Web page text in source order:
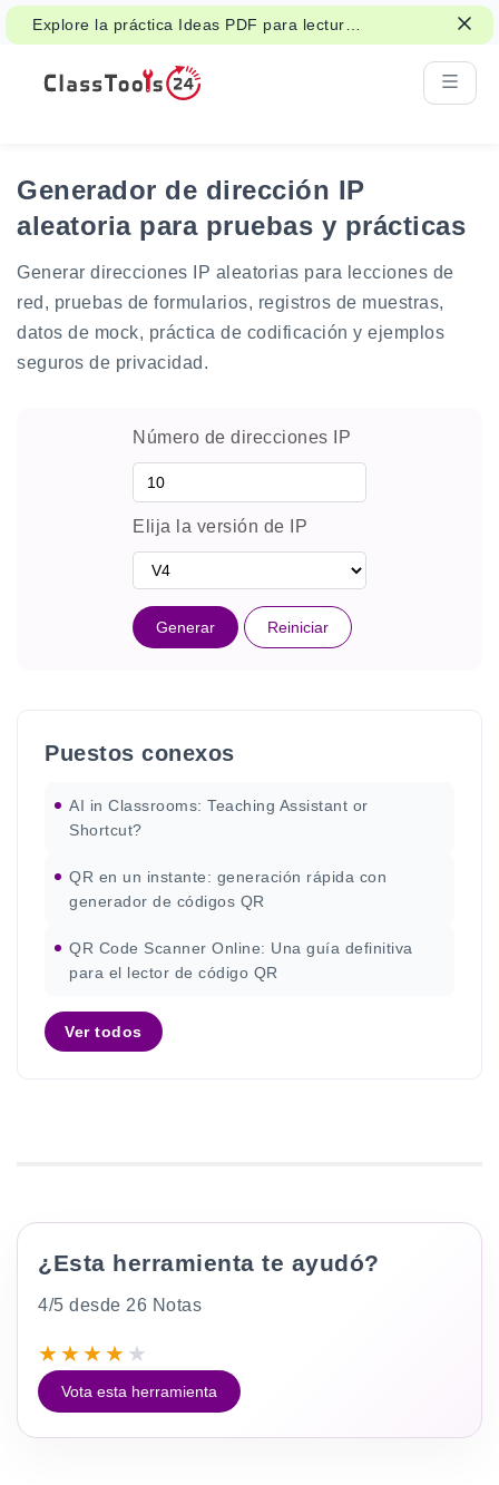
Explore la práctica Ideas PDF para lectura
de aulas, folletos y trabajo estudiantil.
Generador de dirección IP
aleatoria para pruebas y prácticas
Generar direcciones IP aleatorias para lecciones de
red, pruebas de formularios, registros de muestras,
datos de mock, práctica de codificación y ejemplos
seguros de privacidad.
Número de direcciones IP
Elija la versión de IP
Generar Reiniciar
Puestos conexos
AI in Classrooms: Teaching Assistant or
Shortcut?
QR en un instante: generación rápida con
generador de códigos QR
QR Code Scanner Online: Una guía definitiva
para el lector de código QR
Ver todos
¿Esta herramienta te ayudó?
4/5 desde 26 Notas
★★★★ ★
Vota esta herramienta